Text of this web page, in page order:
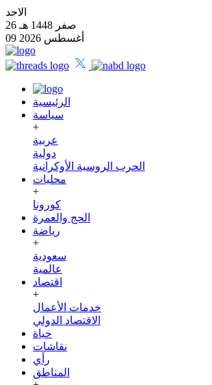
الاحد
26 صفر 1448 هـ
09 أغسطس 2026
الرئيسية
سياسة
+
عربية
دولية
الحرب الروسية الأوكرانية
محليات
+
كورونا
الحج والعمرة
رياضة
+
سعودية
عالمية
اقتصاد
+
خدمات الأعمال
الاقتصاد الدولي
حياة
نقاشات
رأي
المناطق